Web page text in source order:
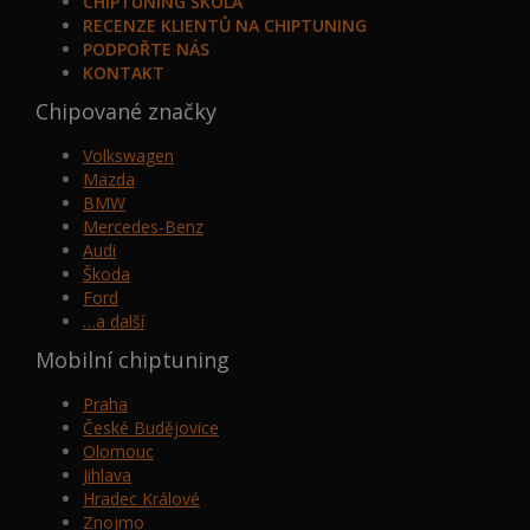
RECENZE KLIENTŮ NA CHIPTUNING
PODPOŘTE NÁS
KONTAKT
Chipované značky
Volkswagen
Mazda
BMW
Mercedes-Benz
Audi
Škoda
Ford
…a další
Mobilní chiptuning
Praha
České Budějovice
Olomouc
Jihlava
Hradec Králové
Znojmo